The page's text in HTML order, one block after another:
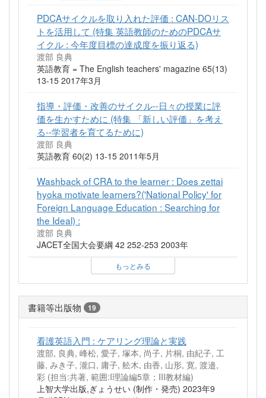
PDCAサイクルを取り入れた評価 : CAN-DOリス
トを活用して (特集 英語教師のためのPDCAサ
イクル : 今年度目標の達成度を振り返る)
渡部 良典
英語教育 = The English teachers' magazine 65(13)
13-15 2017年3月
指導・評価・改善のサイクル--日々の授業に評
価を生かすために (特集 「新しい評価」を考え
る--学習者を育てるために)
渡部 良典
英語教育 60(2) 13-15 2011年5月
Washback of CRA to the learner : Does zettai
hyoka motivate learners?('National Policy' for
Foreign Language Education : Searching for
the Ideal) :
渡部 良典
JACET全国大会要綱 42 252-253 2003年
もっとみる
書籍等出版物 19
看護英語入門 : ケアリング理論と実践
渡部, 良典, 峰松, 愛子, 塚本, 尚子, 片桐, 由紀子, 工
藤, みき子, 瀧口, 庸子, 舩木, 由香, 山形, 寛, 渡邉,
彩 (担当:共著, 範囲:I理論編5章；III教材編)
上智大学出版,ぎょうせい (制作・発売) 2023年9